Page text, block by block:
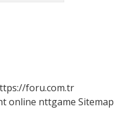
foru.com.tr
online nttgame Sitemap